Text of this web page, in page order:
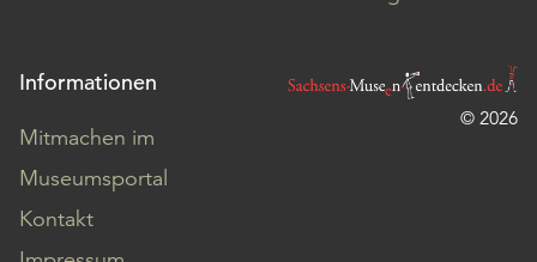
Informationen
Mitmachen im
Museumsportal
Kontakt
© 2026